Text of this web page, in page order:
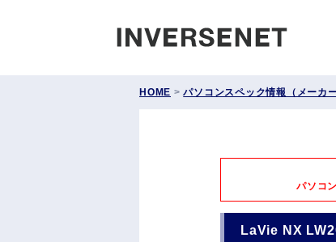
HOME >パソコンスペック情報（メーカー
パソコ
LaVie NX